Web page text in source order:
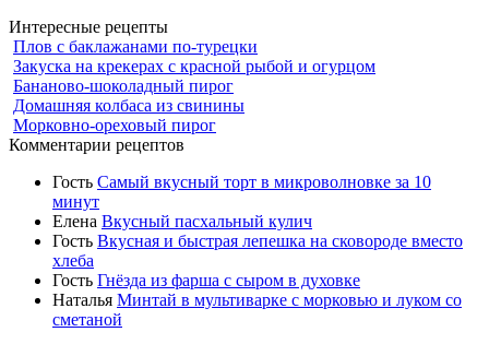
Интересные рецепты
Плов с баклажанами по-турецки
Закуска на крекерах с красной рыбой и огурцом
Бананово-шоколадный пирог
Домашняя колбаса из свинины
Морковно-ореховый пирог
Комментарии рецептов
Гость Самый вкусный торт в микроволновке за 10
минут
Елена Вкусный пасхальный кулич
Гость Вкусная и быстрая лепешка на сковороде вместо
хлеба
Гость Гнёзда из фарша с сыром в духовке
Наталья Минтай в мультиварке с морковью и луком со
сметаной